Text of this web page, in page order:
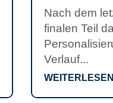
Nach dem
finalen Teil
Verlauf...
WEITERLESEN